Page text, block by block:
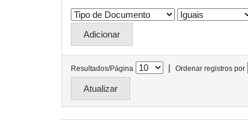
Resultados/Página | Ordenar registros por